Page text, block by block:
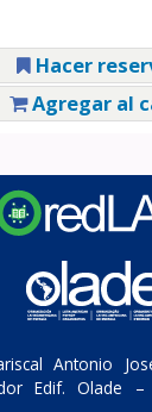
Hacer
Agregar al
Antonio
Edif. Olade